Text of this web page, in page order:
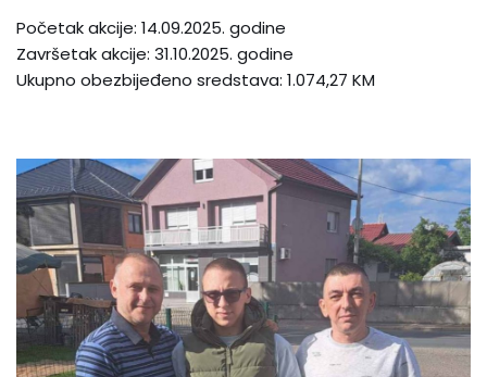
Početak akcije: 14.09.2025. godine
Završetak akcije: 31.10.2025. godine
Ukupno obezbijeđeno sredstava: 1.074,27 KM